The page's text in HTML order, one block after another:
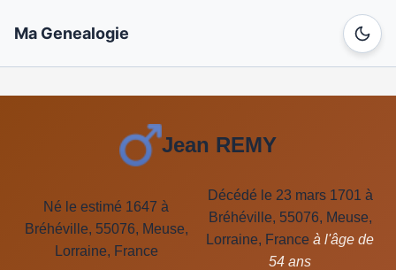
Ma Genealogie
Jean REMY
Né le estimé 1647 à
Bréhéville, 55076, Meuse,
Lorraine, France
Décédé le 23 mars 1701 à
Bréhéville, 55076, Meuse,
Lorraine, France à l'âge de
54 ans